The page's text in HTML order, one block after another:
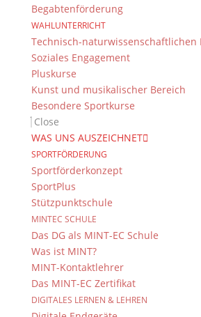
Begabtenförderung
WAHLUNTERRICHT
Technisch-naturwissenschaftlichen
Soziales Engagement
Pluskurse
Kunst und musikalischer Bereich
Besondere Sportkurse
Close
WAS UNS AUSZEICHNET
SPORTFÖRDERUNG
Sportförderkonzept
SportPlus
Stützpunktschule
MINTEC SCHULE
Das DG als MINT-EC Schule
Was ist MINT?
MINT-Kontaktlehrer
Das MINT-EC Zertifikat
DIGITALES LERNEN & LEHREN
folgen Sie uns auf Twitter
Kontakt Webteam
Kontaktieren Sie das Webteamhier
© 2015-2017 Dientzenhofer-
Von Hand erstellt. Mit viel